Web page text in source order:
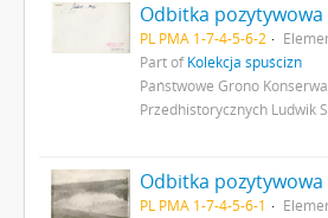
PL PMA 1-7-4-5-6-2
Part ofKolekcja spuścizn
Państwowe Grono
Przedhistorycznych Ludwik
PL PMA 1-7-4-5-6-1